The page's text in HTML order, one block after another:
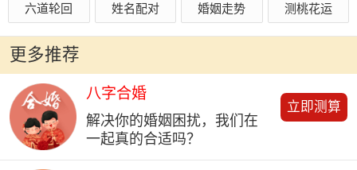
六道轮回 姓名配对 婚姻走势 测桃花运
更多推荐
八字合婚
解决你的婚姻困扰，我们在
一起真的合适吗？
立即测算